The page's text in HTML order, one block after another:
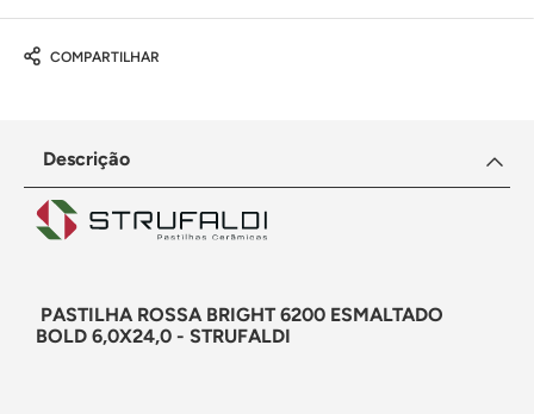
COMPARTILHAR
Descrição
PASTILHA ROSSA BRIGHT 6200 ESMALTADO
BOLD 6,0X24,0 - STRUFALDI